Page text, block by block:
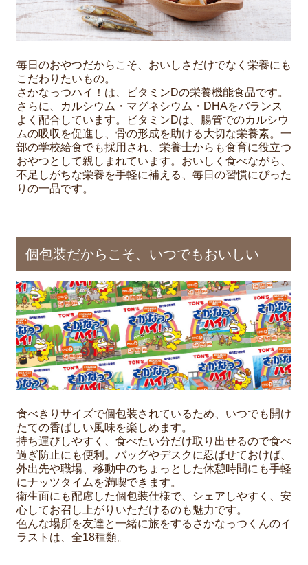
毎日のおやつだからこそ、おいしさだけでなく栄養にも
こだわりたいもの。
さかなっつハイ！は、ビタミンDの栄養機能食品です。
さらに、カルシウム・マグネシウム・DHAをバランス
よく配合しています。ビタミンDは、腸管でのカルシウ
ムの吸収を促進し、骨の形成を助ける大切な栄養素。一
部の学校給食でも採用され、栄養士からも食育に役立つ
おやつとして親しまれています。おいしく食べながら、
不足しがちな栄養を手軽に補える、毎日の習慣にぴった
りの一品です。
個包装だからこそ、いつでもおいしい
食べきりサイズで個包装されているため、いつでも開け
たての香ばしい風味を楽しめます。
持ち運びしやすく、食べたい分だけ取り出せるので食べ
過ぎ防止にも便利。バッグやデスクに忍ばせておけば、
外出先や職場、移動中のちょっとした休憩時間にも手軽
にナッツタイムを満喫できます。
衛生面にも配慮した個包装仕様で、シェアしやすく、安
心してお召し上がりいただけるのも魅力です。
色んな場所を友達と一緒に旅をするさかなっつくんのイ
ラストは、全18種類。